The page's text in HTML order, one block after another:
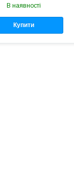
В наявності
Купити